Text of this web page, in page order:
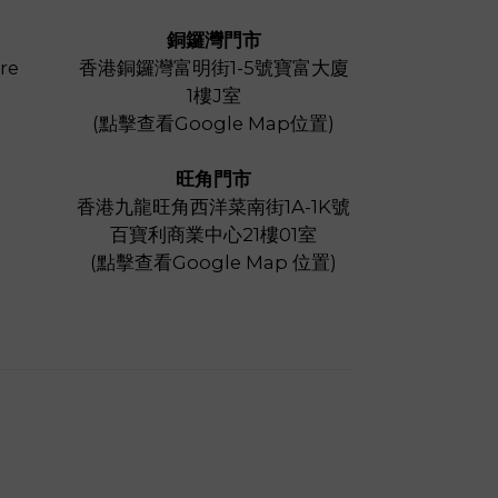
銅鑼灣門市
香港銅鑼灣富明街1-5號寶富大廈
1樓J室
(點擊查看Google Map位置)
旺角門市
香港九龍旺角西洋菜南街1A-1K號
百寶利商業中心21樓01室
(點擊查看Google Map 位置)